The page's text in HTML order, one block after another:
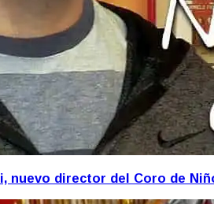
nuevo director del Coro de